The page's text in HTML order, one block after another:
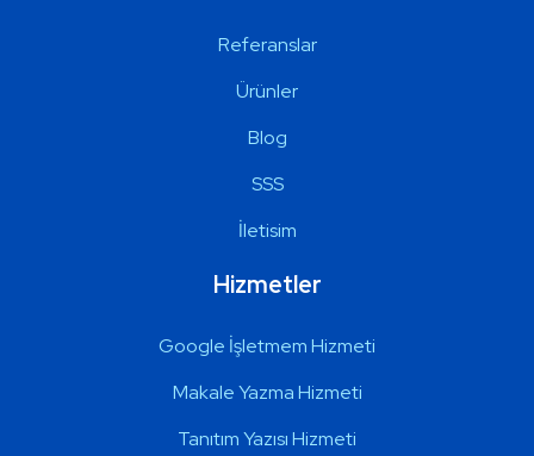
Referanslar
Ürünler
Blog
SSS
İletisim
Hizmetler
Google İşletmem Hizmeti
Makale Yazma Hizmeti
Tanıtım Yazısı Hizmeti